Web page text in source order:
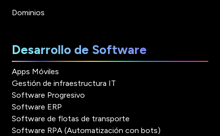
Dominios
Desarrollo de Software
Apps Móviles
Gestión de infraestructura IT
Software Progresivo
Software ERP
Software de flotas de transporte
Software RPA (Automatización con bots)